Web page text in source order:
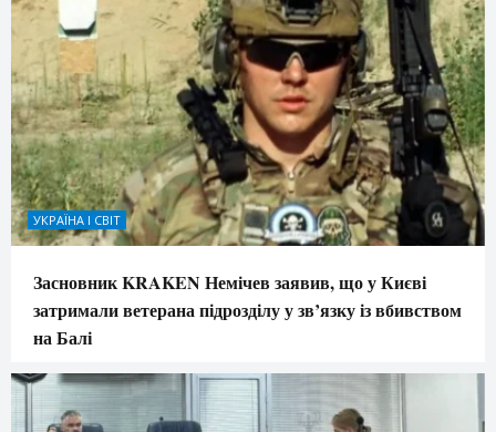
УКРАЇНА І СВІТ
Засновник KRAKEN Немічев заявив, що у Києві
затримали ветерана підрозділу у зв’язку із вбивством
на Балі